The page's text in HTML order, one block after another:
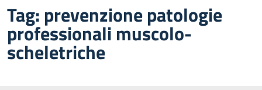
Tag: prevenzione patologie
professionali muscolo-
scheletriche